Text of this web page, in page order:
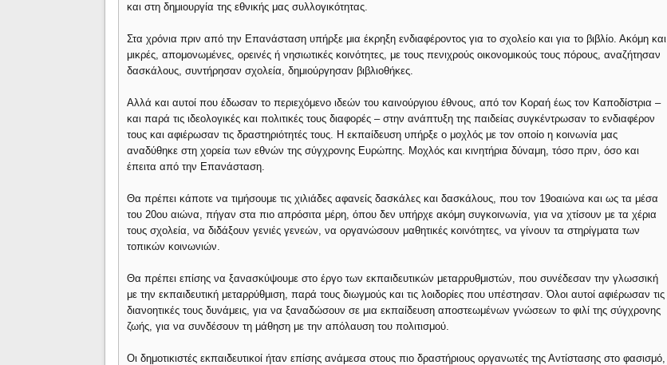
και στη δημιουργία της εθνικής μας συλλογικότητας.
Στα χρόνια πριν από την Επανάσταση υπήρξε μια έκρηξη ενδιαφέροντος για το σχολείο και για το βιβλίο. Ακόμη και
μικρές, απομονωμένες, ορεινές ή νησιωτικές κοινότητες, με τους πενιχρούς οικονομικούς τους πόρους, αναζήτησαν
δασκάλους, συντήρησαν σχολεία, δημιούργησαν βιβλιοθήκες.
Αλλά και αυτοί που έδωσαν το περιεχόμενο ιδεών του καινούργιου έθνους, από τον Κοραή έως τον Καποδίστρια –
και παρά τις ιδεολογικές και πολιτικές τους διαφορές – στην ανάπτυξη της παιδείας συγκέντρωσαν το ενδιαφέρον
τους και αφιέρωσαν τις δραστηριότητές τους. Η εκπαίδευση υπήρξε ο μοχλός με τον οποίο η κοινωνία μας
αναδύθηκε στη χορεία των εθνών της σύγχρονης Ευρώπης. Μοχλός και κινητήρια δύναμη, τόσο πριν, όσο και
έπειτα από την Επανάσταση.
Θα πρέπει κάποτε να τιμήσουμε τις χιλιάδες αφανείς δασκάλες και δασκάλους, που τον 19οαιώνα και ως τα μέσα
του 20ου αιώνα, πήγαν στα πιο απρόσιτα μέρη, όπου δεν υπήρχε ακόμη συγκοινωνία, για να χτίσουν με τα χέρια
τους σχολεία, να διδάξουν γενιές γενεών, να οργανώσουν μαθητικές κοινότητες, να γίνουν τα στηρίγματα των
τοπικών κοινωνιών.
Θα πρέπει επίσης να ξανασκύψουμε στο έργο των εκπαιδευτικών μεταρρυθμιστών, που συνέδεσαν την γλωσσική
με την εκπαιδευτική μεταρρύθμιση, παρά τους διωγμούς και τις λοιδορίες που υπέστησαν. Όλοι αυτοί αφιέρωσαν τις
διανοητικές τους δυνάμεις, για να ξαναδώσουν σε μια εκπαίδευση αποστεωμένων γνώσεων το φιλί της σύγχρονης
ζωής, για να συνδέσουν τη μάθηση με την απόλαυση του πολιτισμού.
Οι δημοτικιστές εκπαιδευτικοί ήταν επίσης ανάμεσα στους πιο δραστήριους οργανωτές της Αντίστασης στο φασισμό,